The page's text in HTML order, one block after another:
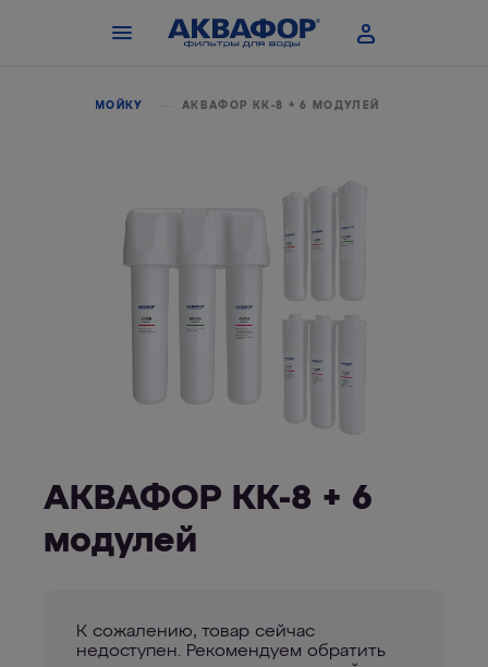
ВОДЫ ПОД МОЙКУ АКВАФОР КК-8 + 6 МОДУЛЕЙ
АКВАФОР КК-8 + 6
модулей
К сожалению, товар сейчас
недоступен. Рекомендуем обратить